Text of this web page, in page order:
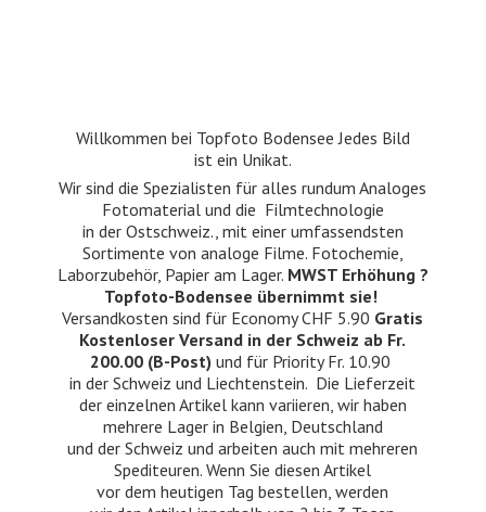
Willkommen bei Topfoto Bodensee Jedes Bild
ist ein Unikat.
Wir sind die Spezialisten für alles rundum Analoges
Fotomaterial und die Filmtechnologie
in der Ostschweiz., mit einer umfassendsten
Sortimente von analoge Filme. Fotochemie,
Laborzubehör, Papier am Lager. MWST Erhöhung ?
Topfoto-Bodensee übernimmt sie!
Versandkosten sind für Economy CHF 5.90 Gratis
Kostenloser Versand in der Schweiz ab Fr.
200.00 (B-Post) und für Priority Fr. 10.90
in der Schweiz und Liechtenstein. Die Lieferzeit
der einzelnen Artikel kann variieren, wir haben
mehrere Lager in Belgien, Deutschland
und der Schweiz und arbeiten auch mit mehreren
Spediteuren. Wenn Sie diesen Artikel
vor dem heutigen Tag bestellen, werden